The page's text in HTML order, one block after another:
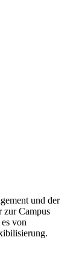
und der
zur Campus
von